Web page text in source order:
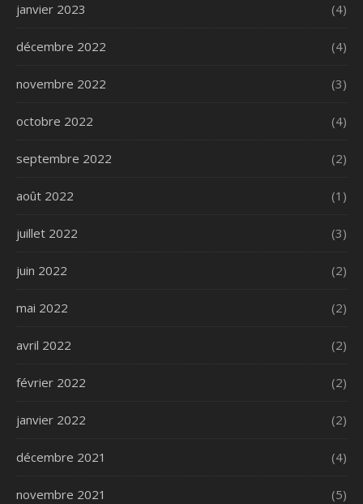
janvier 2023 (4)
décembre 2022 (4)
novembre 2022 (3)
octobre 2022 (4)
septembre 2022 (2)
août 2022 (1)
juillet 2022 (3)
juin 2022 (2)
mai 2022 (2)
avril 2022 (2)
février 2022 (2)
janvier 2022 (2)
décembre 2021 (4)
novembre 2021 (5)